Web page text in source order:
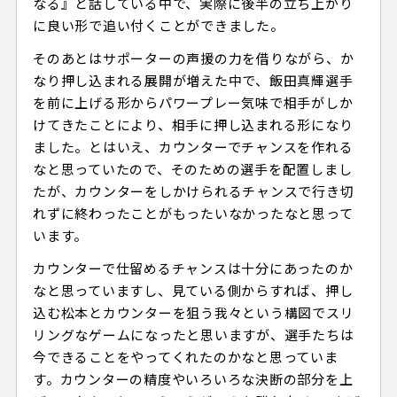
に良い形で追い付くことができました。
そのあとはサポーターの声援の力を借りながら、か
なり押し込まれる展開が増えた中で、飯田真輝選手
を前に上げる形からパワープレー気味で相手がしか
けてきたことにより、相手に押し込まれる形になり
ました。とはいえ、カウンターでチャンスを作れる
なと思っていたので、そのための選手を配置しまし
たが、カウンターをしかけられるチャンスで行き切
れずに終わったことがもったいなかったなと思って
います。
カウンターで仕留めるチャンスは十分にあったのか
なと思っていますし、見ている側からすれば、押し
込む松本とカウンターを狙う我々という構図でスリ
リングなゲームになったと思いますが、選手たちは
今できることをやってくれたのかなと思っていま
す。カウンターの精度やいろいろな決断の部分を上